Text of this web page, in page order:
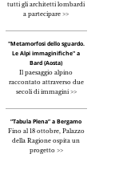
tutti gli architetti lombardi
a partecipare >>
"Metamorfosi dello sguardo.
Le Alpi immaginifiche" a
Bard (Aosta)
Il paesaggio alpino
raccontato attraverso due
secoli di immagini >>
“Tabula Plena” a Bergamo
Fino al 18 ottobre, Palazzo
della Ragione ospita un
progetto >>